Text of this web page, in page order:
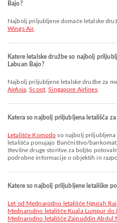
Bajo?
Najbolj priljubljene domače letalske
Wings Air.
Katere letalske družbe so najbolj
Labuan Bajo?
Najbolj priljubljene letalske družbe za
AirAsia,Scoot,Singapore Airlines.
Katera so najbolj priljubljena letališča
Letališče Komodo so najbolj priljubljena
letališča ponujajo Bančništvo/
številne druge storitve za boljšo
podrobne informacije o objektih in
Katere so najbolj priljubljene letališke
let od Mednarodno letališče Ngurah
Mednarodno letališče Kuala Lumpur do
Mednarodno letališče Zainuddin Abdul